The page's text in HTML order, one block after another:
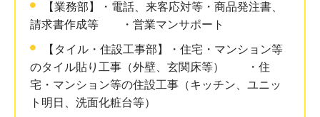
【業務部】・電話、来客応対等・商品発注書、
請求書作成等 ・営業マンサポート
【タイル・住設工事部】・住宅・マンション等
のタイル貼り工事（外壁、玄関床等） ・住
宅・マンション等の住設工事（キッチン、ユニッ
ト明日、洗面化粧台等）